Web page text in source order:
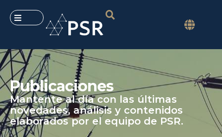
Publicaciones
Mantente al día con las últimas
novedades, análisis y contenidos
elaborados por el equipo de PSR.